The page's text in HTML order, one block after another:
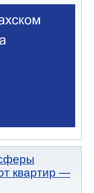
квартир —